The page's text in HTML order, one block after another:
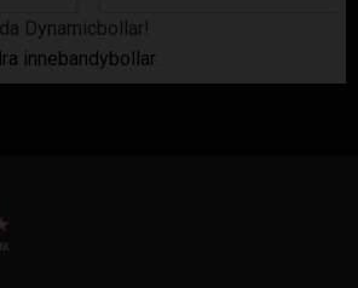
Dynamicbollar!
innebandybollar